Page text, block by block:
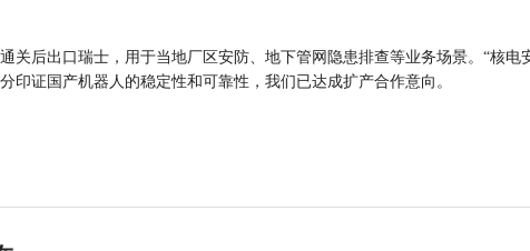
关后出口瑞士，用于当地厂区安防、地下管网隐患排查等业务场景。“核电
印证国产机器人的稳定性和可靠性，我们已达成扩产合作意向。